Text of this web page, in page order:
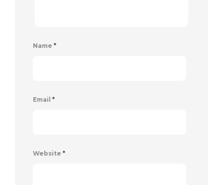
Name *
Email *
Website *